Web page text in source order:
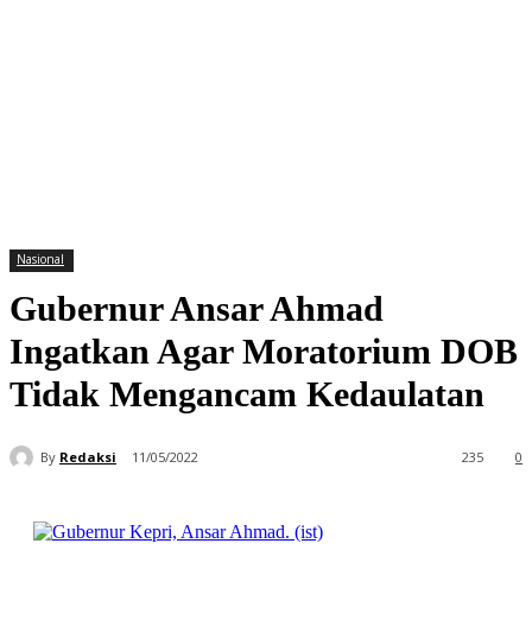
Nasional
Gubernur Ansar Ahmad
Ingatkan Agar Moratorium DOB
Tidak Mengancam Kedaulatan
By Redaksi 11/05/2022 0
235